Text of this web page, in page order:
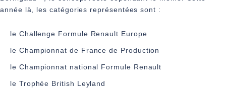
année là, les catégories représentées sont :
le Challenge Formule Renault Europe
le Championnat de France de Production
le Championnat national Formule Renault
le Trophée British Leyland